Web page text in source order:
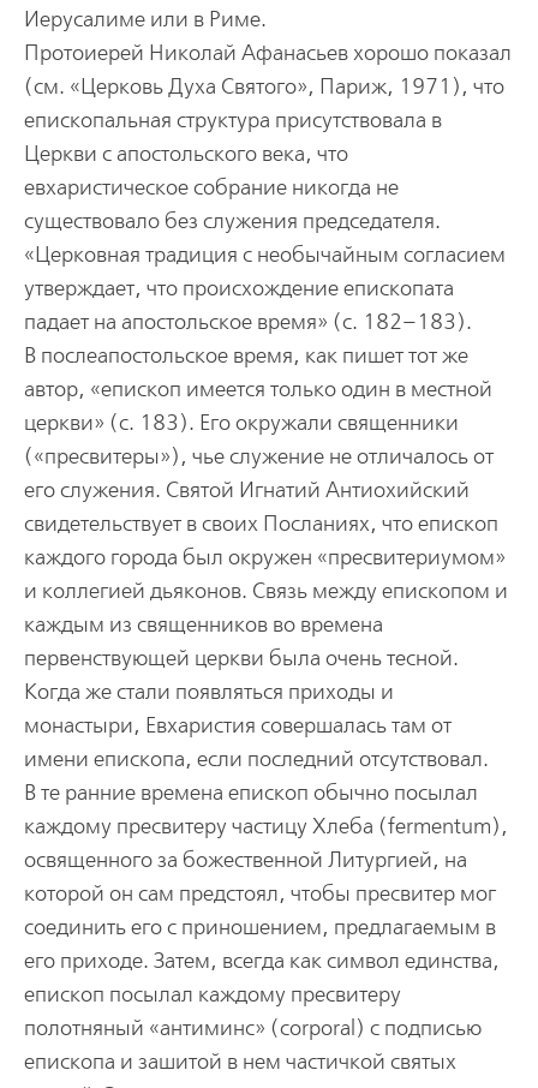
Иерусалиме или в Риме.
Протоиерей Николай Афанасьев хорошо показал
(см. «Церковь Духа Святого», Париж, 1971), что
епископальная структура присутствовала в
Церкви с апостольского века, что
евхаристическое собрание никогда не
существовало без служения председателя.
«Церковная традиция с необычайным согласием
утверждает, что происхождение епископата
падает на апостольское время» (с. 182–183).
В послеапостольское время, как пишет тот же
автор, «епископ имеется только один в местной
церкви» (с. 183). Его окружали священники
(«пресвитеры»), чье служение не отличалось от
его служения. Святой Игнатий Антиохийский
свидетельствует в своих Посланиях, что епископ
каждого города был окружен «пресвитериумом»
и коллегией дьяконов. Связь между епископом и
каждым из священников во времена
первенствующей церкви была очень тесной.
Когда же стали появляться приходы и
монастыри, Евхаристия совершалась там от
имени епископа, если последний отсутствовал.
В те ранние времена епископ обычно посылал
каждому пресвитеру частицу Хлеба (fermentum),
освященного за божественной Литургией, на
которой он сам предстоял, чтобы пресвитер мог
соединить его с приношением, предлагаемым в
его приходе. Затем, всегда как символ единства,
епископ посылал каждому пресвитеру
полотняный «антиминс» (corporal) c подписью
епископа и зашитой в нем частичкой святых